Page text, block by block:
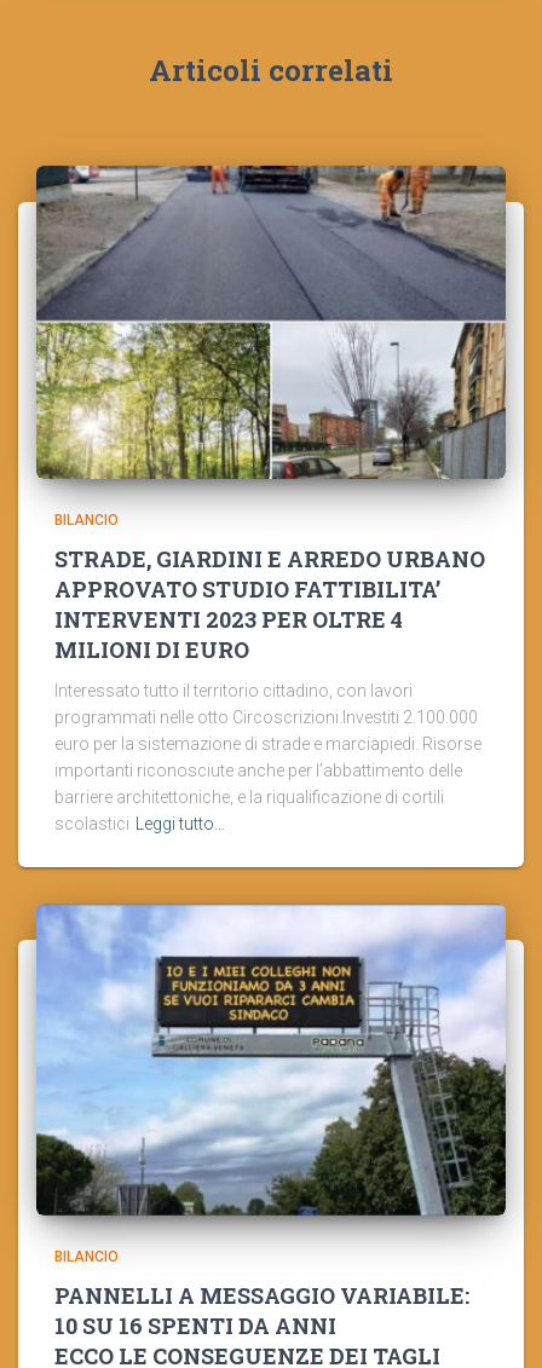
Articoli correlati
BILANCIO
STRADE, GIARDINI E ARREDO URBANO
APPROVATO STUDIO FATTIBILITA’
INTERVENTI 2023 PER OLTRE 4
MILIONI DI EURO
Interessato tutto il territorio cittadino, con lavori
programmati nelle otto Circoscrizioni.Investiti 2.100.000
euro per la sistemazione di strade e marciapiedi. Risorse
importanti riconosciute anche per l’abbattimento delle
barriere architettoniche, e la riqualificazione di cortili
scolastici
Leggi tutto…
BILANCIO
PANNELLI A MESSAGGIO VARIABILE:
10 SU 16 SPENTI DA ANNI
ECCO LE CONSEGUENZE DEI TAGLI